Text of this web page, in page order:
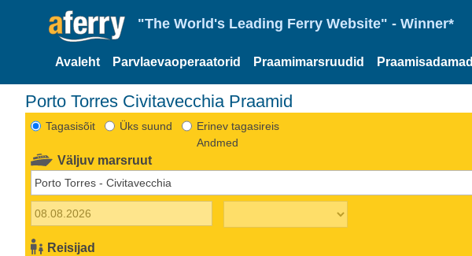
"The World's Leading Ferry Website" - Winner*
Avaleht Parvlaevaoperaatorid Praamimarsruudid Praamisadamad
Porto Torres Civitavecchia Praamid
Tagasisõit Üks suund
Erinev tagasireis
Andmed
Väljuv marsruut
Reisijad